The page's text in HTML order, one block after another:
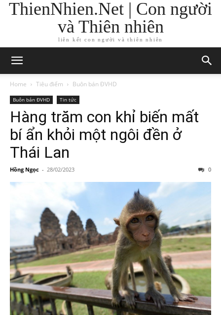
ThienNhien.Net | Con người
và Thiên nhiên
liên kết con người và thiên nhiên
Home Tiêu điểm Buôn bán ĐVHD
Buôn bán ĐVHD Tin tức
Hàng trăm con khỉ biến mất
bí ẩn khỏi một ngôi đền ở
Thái Lan
Hồng Ngọc - 28/02/2023 0